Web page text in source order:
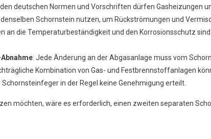
deutschen Normen und Vorschriften dürfen Gasheizungen
Schornstein nutzen, um Rückströmungen und
an die Temperaturbeständigkeit und den Korrosionsschutz
: Jede Änderung an der Abgasanlage muss vom
Kombination von Gas- und Festbrennstoffanlagen
in der Regel keine Genehmigung erteilt.
möchten, wäre es erforderlich, einen zweiten separaten